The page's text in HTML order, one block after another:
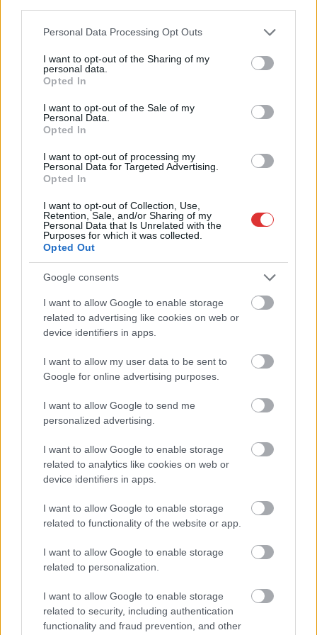
Please note that this website/app uses one or more Google
not limited to your visit or usage behaviour. You may click to
grant or deny consent to Google and its third-party tags to
use your data for below specified purposes in below Google
consent section.
Personal Data Processing Opt Outs
I want to opt-out of the Sharing of my
personal data.
Opted In
I want to opt-out of the Sale of my
Personal Data.
Opted In
I want to opt-out of processing my
Personal Data for Targeted Advertising.
Opted In
I want to opt-out of Collection, Use,
Retention, Sale, and/or Sharing of my
Personal Data that Is Unrelated with the
Purposes for which it was collected.
Opted Out
Google consents
I want to allow Google to enable storage
related to advertising like cookies on web or
device identifiers in apps.
I want to allow my user data to be sent to
Google for online advertising purposes.
I want to allow Google to send me
personalized advertising.
I want to allow Google to enable storage
related to analytics like cookies on web or
device identifiers in apps.
I want to allow Google to enable storage
related to functionality of the website or app.
I want to allow Google to enable storage
related to personalization.
I want to allow Google to enable storage
related to security, including authentication
functionality and fraud prevention, and other
Hatalmas lángok csaptak fel Szolnokon
Nem indult nyugodtan a szerda reggel Szolnokon, ugyanis
egy nagy kiterjedésű tűzeset miatt több egységnek is...
Kék hírek
Hírlevél feliratkozás
meg e-mail címét:
Megismertem és elfogadom a GDPR-szabályzat